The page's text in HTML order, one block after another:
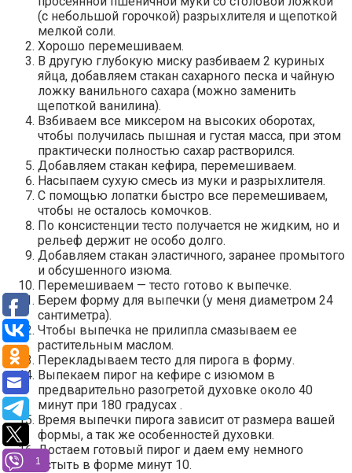
(с небольшой горочкой) разрыхлителя и щепоткой
мелкой соли.
Хорошо перемешиваем.
В другую глубокую миску разбиваем 2 куриных
яйца, добавляем стакан сахарного песка и чайную
ложку ванильного сахара (можно заменить
щепоткой ванилина).
Взбиваем все миксером на высоких оборотах,
чтобы получилась пышная и густая масса, при этом
практически полностью сахар растворился.
Добавляем стакан кефира, перемешиваем.
Насыпаем сухую смесь из муки и разрыхлителя.
С помощью лопатки быстро все перемешиваем,
чтобы не осталось комочков.
По консистенции тесто получается не жидким, но и
рельеф держит не особо долго.
Добавляем стакан эластичного, заранее промытого
и обсушенного изюма.
Перемешиваем — тесто готово к выпечке.
Берем форму для выпечки (у меня диаметром 24
сантиметра).
Чтобы выпечка не прилипла смазываем ее
растительным маслом.
Перекладываем тесто для пирога в форму.
Выпекаем пирог на кефире с изюмом в
предварительно разогретой духовке около 40
минут при 180 градусах .
Время выпечки пирога зависит от размера вашей
формы, а так же особенностей духовки.
Достаем готовый пирог и даем ему немного
остыть в форме минут 10.
1